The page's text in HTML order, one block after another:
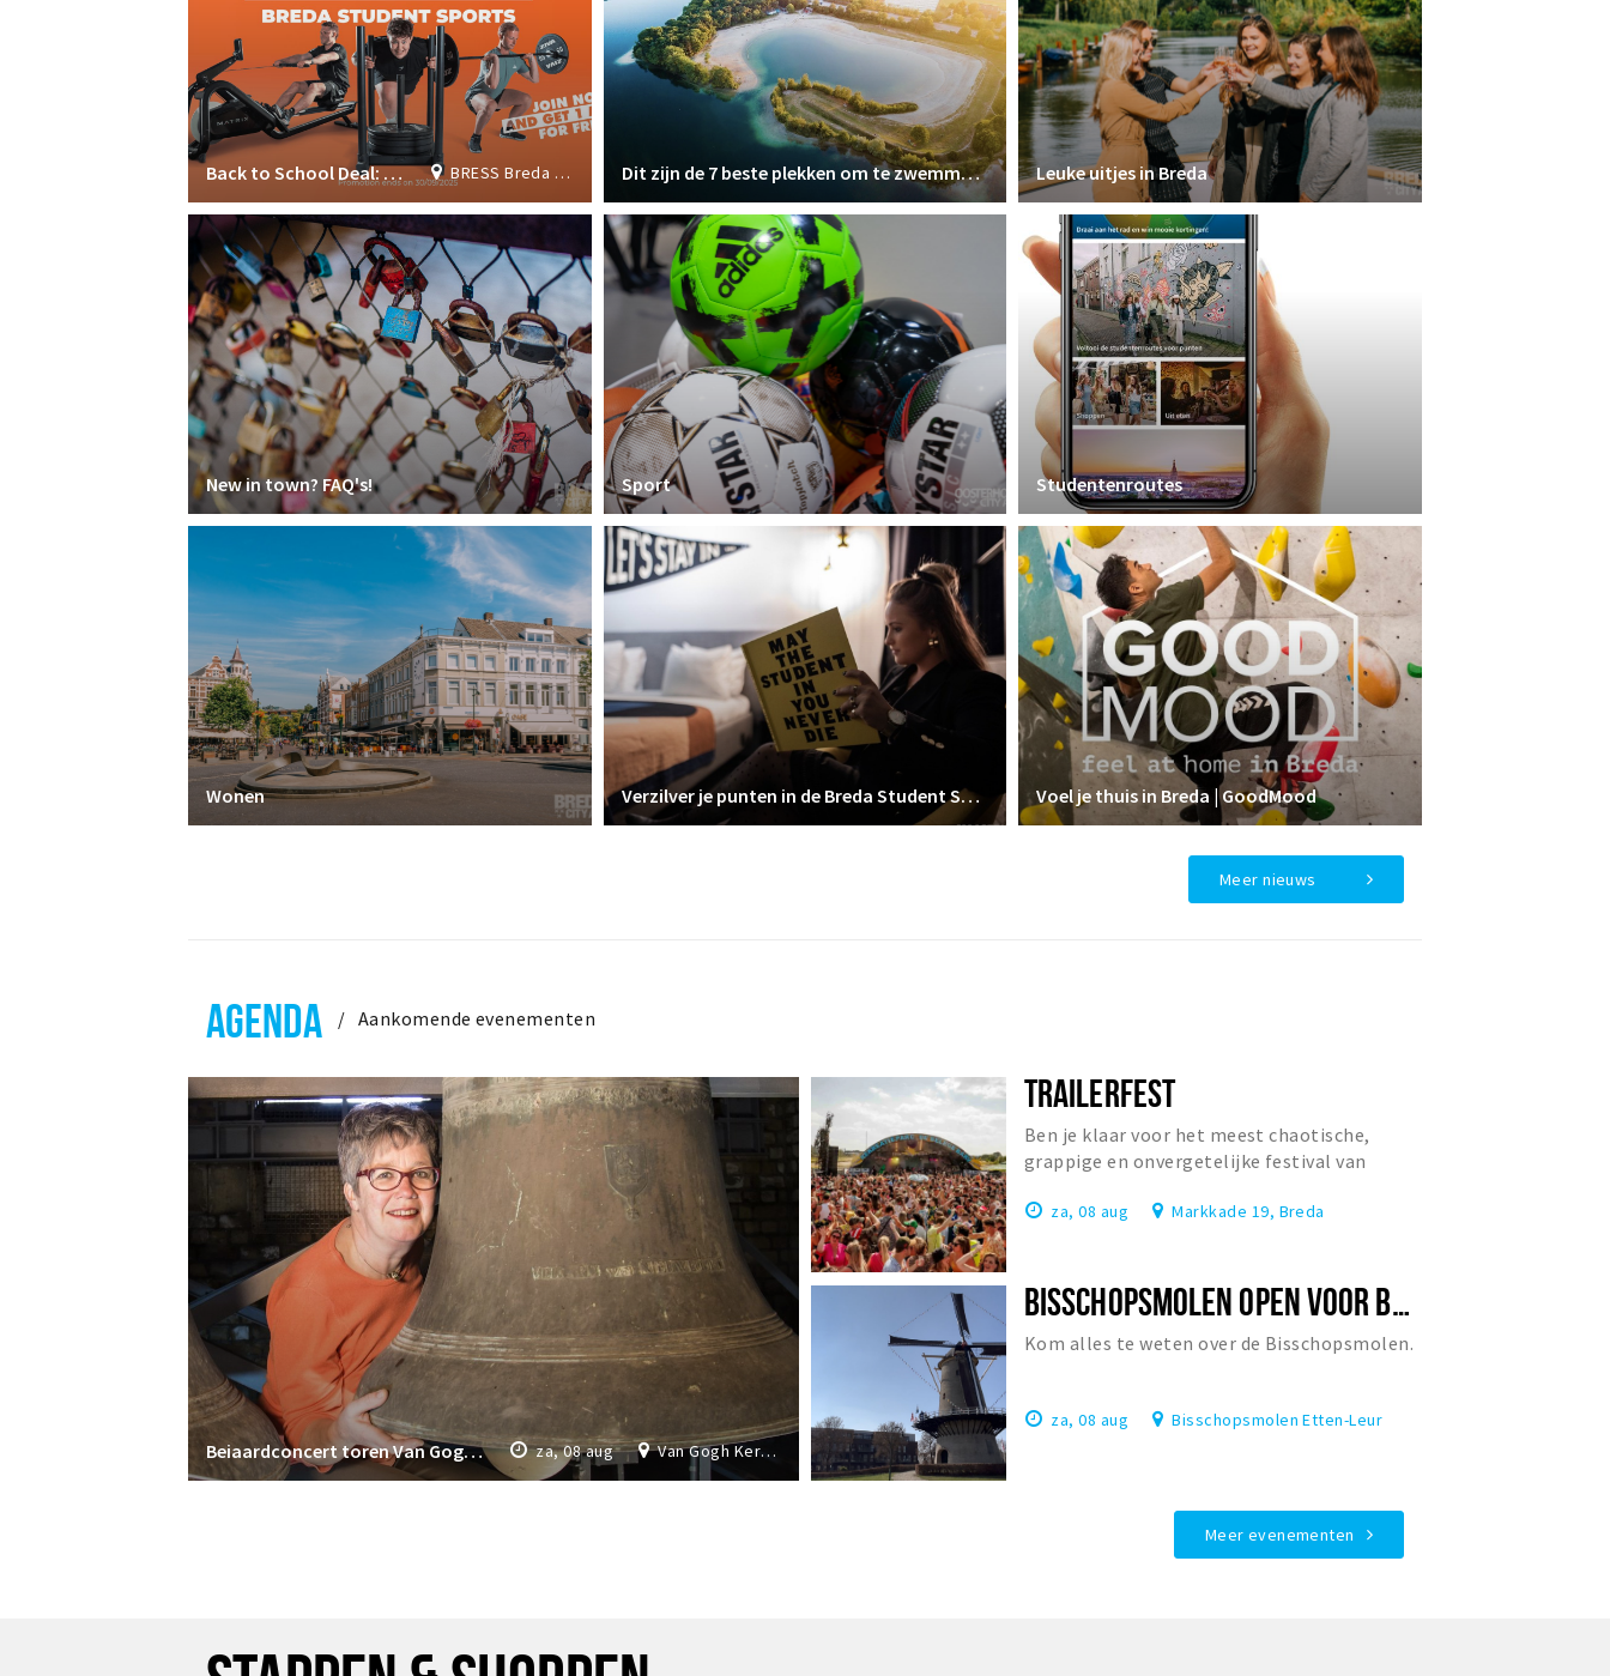
BRESS Breda Student Sports
Back to School Deal: Join now & get 1 month FREE! Dit zijn de 7 beste plekken om te zwemmen in Breda Leuke uitjes in Breda
New in town? FAQ's! Sport Studentenroutes
Wonen Verzilver je punten in de Breda Student Shop Voel je thuis in Breda | GoodMood
Meer nieuws
AGENDA Aankomende evenementen
Van Gogh Kerk Etten-Leur
za, 08 aug
Beiaardconcert toren Van Gogh Kerk
TRAILERFEST
Ben je klaar voor het meest chaotische,
grappige en onvergetelijke festival van
za, 08 aug Markkade 19, Breda
Kom alles te weten over de Bisschopsmolen.
za, 08 aug Bisschopsmolen Etten-Leur
Meer evenementen